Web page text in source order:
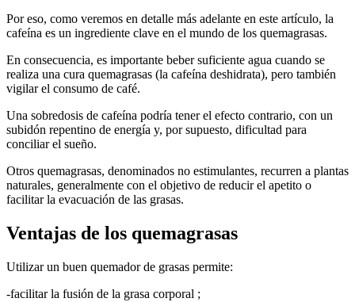
Por eso, como veremos en detalle más adelante en este artículo, la
cafeína es un ingrediente clave en el mundo de los quemagrasas.
En consecuencia, es importante beber suficiente agua cuando se
realiza una cura quemagrasas (la cafeína deshidrata), pero también
vigilar el consumo de café.
Una sobredosis de cafeína podría tener el efecto contrario, con un
subidón repentino de energía y, por supuesto, dificultad para
conciliar el sueño.
Otros quemagrasas, denominados no estimulantes, recurren a plantas
naturales, generalmente con el objetivo de reducir el apetito o
facilitar la evacuación de las grasas.
Ventajas de los quemagrasas
Utilizar un buen quemador de grasas permite:
-facilitar la fusión de la grasa corporal ;